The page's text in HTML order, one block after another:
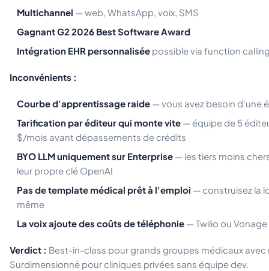
Multichannel — web, WhatsApp, voix, SMS
Gagnant G2 2026 Best Software Award
Intégration EHR personnalisée possible via function
Inconvénients :
Courbe d'apprentissage raide — vous avez besoin d'une
Tarification par éditeur qui monte vite — équipe de 5
$/mois avant dépassements de crédits
BYO LLM uniquement sur Enterprise — les tiers moins
leur propre clé OpenAI
Pas de template médical prêt à l'emploi — construisez la
même
La voix ajoute des coûts de téléphonie — Twilio ou
Verdict : Best-in-class pour grands groupes médicaux
Surdimensionné pour cliniques privées sans équipe dev.